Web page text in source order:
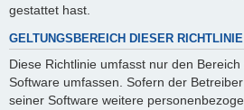
gestattet hast.
GELTUNGSBEREICH DIESER RICHTLINIE
Diese Richtlinie umfasst nur den
Software umfassen. Sofern der
seiner Software weitere